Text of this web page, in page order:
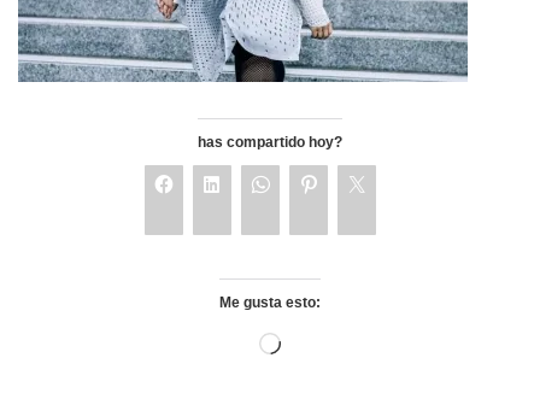
has compartido hoy?
Me gusta esto: